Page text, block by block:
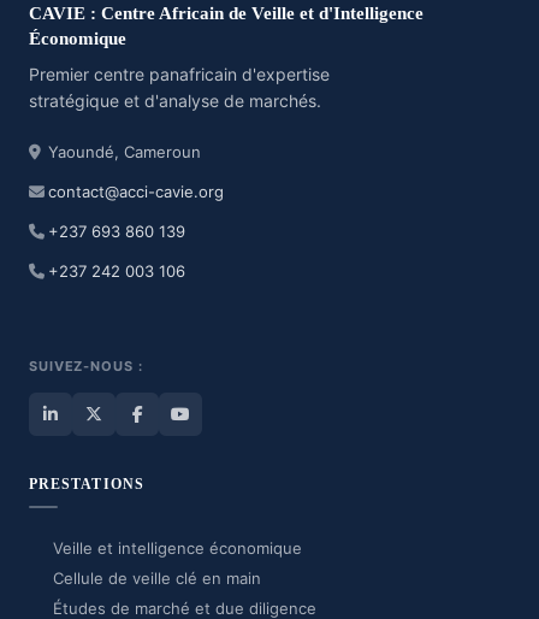
CAVIE : Centre Africain de Veille et d'Intelligence
Économique
Premier centre panafricain d'expertise
stratégique et d'analyse de marchés.
Yaoundé, Cameroun
contact@acci-cavie.org
+237 693 860 139
+237 242 003 106
SUIVEZ-NOUS :
PRESTATIONS
Veille et intelligence économique
Cellule de veille clé en main
Études de marché et due diligence